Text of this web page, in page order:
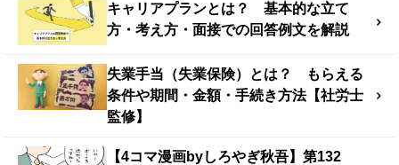
キャリアプランとは？ 基本的な立て
方・考え方・面接での回答例文を解説
失業手当（失業保険）とは？ もらえる
条件や期間・金額・手続き方法【社労士
監修】
【4コマ漫画byしろやぎ秋吾】第132